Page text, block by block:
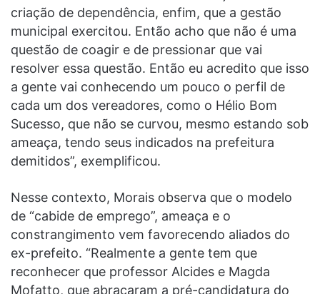
criação de dependência, enfim, que a gestão
municipal exercitou. Então acho que não é uma
questão de coagir e de pressionar que vai
resolver essa questão. Então eu acredito que isso
a gente vai conhecendo um pouco o perfil de
cada um dos vereadores, como o Hélio Bom
Sucesso, que não se curvou, mesmo estando sob
ameaça, tendo seus indicados na prefeitura
demitidos”, exemplificou.
Nesse contexto, Morais observa que o modelo
de “cabide de emprego”, ameaça e o
constrangimento vem favorecendo aliados do
ex-prefeito. “Realmente a gente tem que
reconhecer que professor Alcides e Magda
Mofatto, que abraçaram a pré-candidatura do